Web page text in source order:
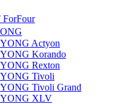
ForFour
Actyon
Korando
Rexton
Tivoli
Tivoli Grand
XLV